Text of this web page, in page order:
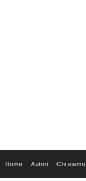
Home Autori Chi siamo